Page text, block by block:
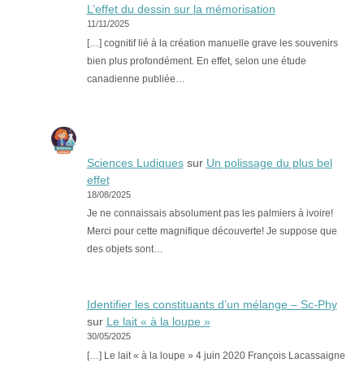
L’effet du dessin sur la mémorisation
11/11/2025
[…] cognitif lié à la création manuelle grave les souvenirs
bien plus profondément. En effet, selon une étude
canadienne publiée…
Sciences Ludiquessur Un polissage du plus bel
effet
18/08/2025
Je ne connaissais absolument pas les palmiers à ivoire!
Merci pour cette magnifique découverte! Je suppose que
des objets sont…
Identifier les constituants d’un mélange – Sc-Phy
sur Le lait « à la loupe »
30/05/2025
[…] Le lait « à la loupe » 4 juin 2020 François Lacassaigne